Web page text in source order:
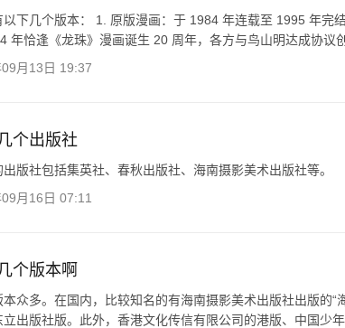
下几个版本： 1. 原版漫画：于 1984 年连载至 1995 年完
年恰逢《龙珠》漫画诞生 20 周年，各方与鸟山明达成协议创
月13日 19:37
个出版社
出版社包括集英社、春秋出版社、海南摄影美术出版社等。
月16日 07:11
个版本啊
本众多。在国内，比较知名的有海南摄影美术出版社出版的“
出版社版。此外，香港文化传信有限公司的港版、中国少